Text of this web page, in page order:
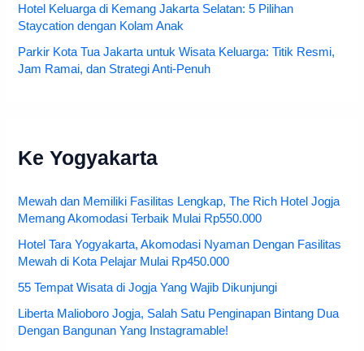
Hotel Keluarga di Kemang Jakarta Selatan: 5 Pilihan
Staycation dengan Kolam Anak
Parkir Kota Tua Jakarta untuk Wisata Keluarga: Titik Resmi,
Jam Ramai, dan Strategi Anti-Penuh
Ke Yogyakarta
Mewah dan Memiliki Fasilitas Lengkap, The Rich Hotel Jogja
Memang Akomodasi Terbaik Mulai Rp550.000
Hotel Tara Yogyakarta, Akomodasi Nyaman Dengan Fasilitas
Mewah di Kota Pelajar Mulai Rp450.000
55 Tempat Wisata di Jogja Yang Wajib Dikunjungi
Liberta Malioboro Jogja, Salah Satu Penginapan Bintang Dua
Dengan Bangunan Yang Instagramable!